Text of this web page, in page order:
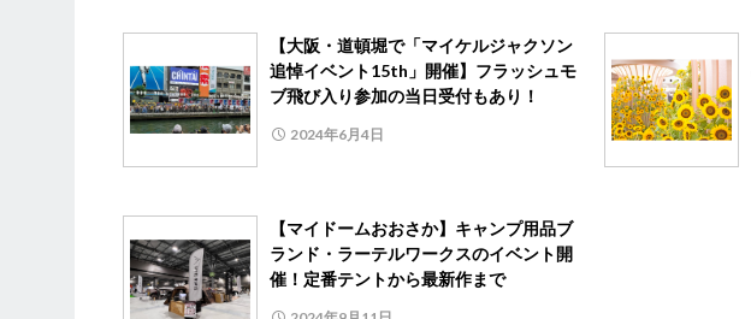
【大阪・道頓堀で「マイケルジャクソン
追悼イベント15th」開催】フラッシュモ
ブ飛び入り参加の当日受付もあり！
2024年6月4日
【マイドームおおさか】キャンプ用品ブ
ランド・ラーテルワークスのイベント開
催！定番テントから最新作まで